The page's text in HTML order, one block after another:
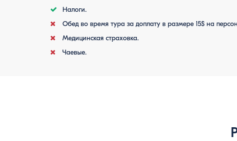
Налоги.
Обед во время тура за доплату в размере 15$ на
Медицинская страховка.
Чаевые.